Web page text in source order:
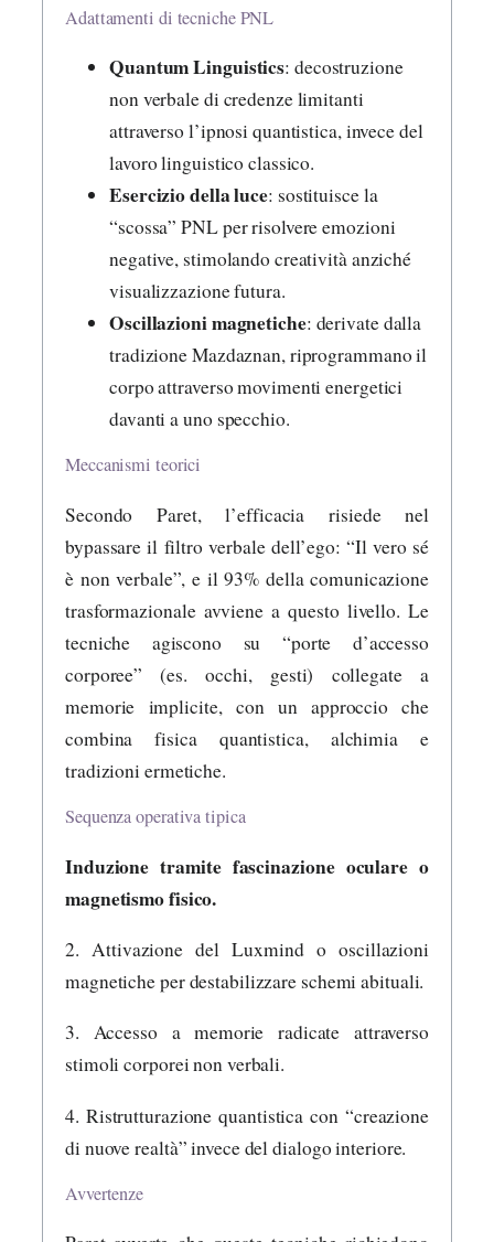
Adattamenti di tecniche PNL
Quantum Linguistics: decostruzione
non verbale di credenze limitanti
attraverso l’ipnosi quantistica, invece del
lavoro linguistico classico.
Esercizio della luce: sostituisce la
“scossa” PNL per risolvere emozioni
negative, stimolando creatività anziché
visualizzazione futura.
Oscillazioni magnetiche: derivate dalla
tradizione Mazdaznan, riprogrammano il
corpo attraverso movimenti energetici
davanti a uno specchio.
Meccanismi teorici
Secondo Paret, l’efficacia risiede nel
bypassare il filtro verbale dell’ego: “Il vero sé
è non verbale”, e il 93% della comunicazione
trasformazionale avviene a questo livello. Le
tecniche agiscono su “porte d’accesso
corporee” (es. occhi, gesti) collegate a
memorie implicite, con un approccio che
combina fisica quantistica, alchimia e
tradizioni ermetiche.
Sequenza operativa tipica
Induzione tramite fascinazione oculare o
magnetismo fisico.
2. Attivazione del Luxmind o oscillazioni
magnetiche per destabilizzare schemi abituali.
3. Accesso a memorie radicate attraverso
stimoli corporei non verbali.
4. Ristrutturazione quantistica con “creazione
di nuove realtà” invece del dialogo interiore.
Avvertenze